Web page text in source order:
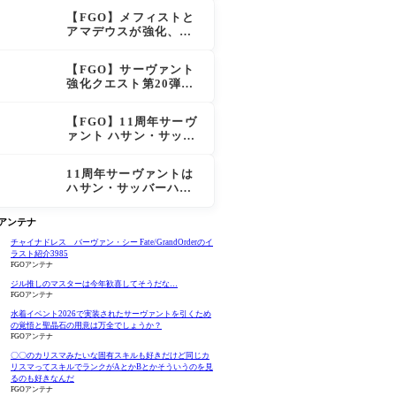
とは思えない」の反響
【FGO】メフィストと
アマデウスが強化、ア
に「最強でワロタ」の
声
【FGO】サーヴァント
強化クエスト第20弾！
【FGO】11周年サーヴ
ァント ハサン・サッバ
11周年サーヴァントは
ハサン・サッバーハ
ア放送局 11周年SPまと
め
ンテナ
チャイナドレス バーヴァン・シー Fate/GrandOrderのイ
ラスト紹介3985
FGOアンテナ
ジル推しのマスターは今年歓喜してそうだな…
FGOアンテナ
水着イベント2026で実装されたサーヴァントを引くため
の覚悟と聖晶石の用意は万全でしょうか？
FGOアンテナ
〇〇のカリスマみたいな固有スキルも好きだけど同じカ
リスマってスキルでランクがAとかBとかそういうのを見
るのも好きなんだ
FGOアンテナ